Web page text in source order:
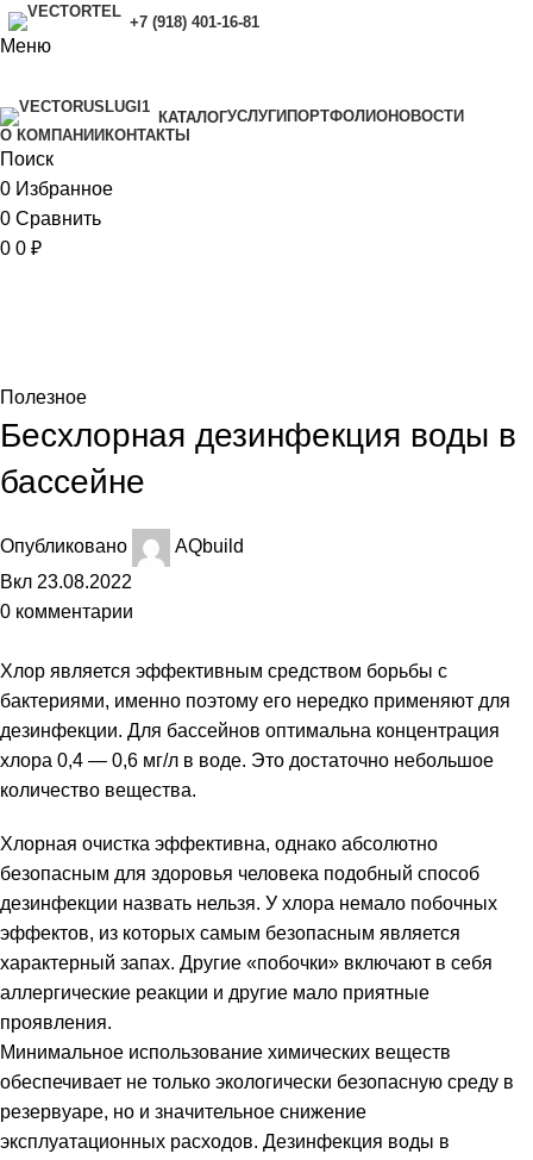
+7 (918) 401-16-81
Меню
КАТАЛОГУСЛУГИ ПОРТФОЛИОНОВОСТИ
O КОМПАНИИ КОНТАКТЫ
Поиск
0 Избранное
0 Сравнить
0 0 ₽
Полезное
Бесхлорная дезинфекция воды в
бассейне
Опубликовано
AQbuild
Вкл 23.08.2022
0 комментарии
Хлор является эффективным средством борьбы с
бактериями, именно поэтому его нередко применяют для
дезинфекции. Для бассейнов оптимальна концентрация
хлора 0,4 — 0,6 мг/л в воде. Это достаточно небольшое
количество вещества.
Хлорная очистка эффективна, однако абсолютно
безопасным для здоровья человека подобный способ
дезинфекции назвать нельзя. У хлора немало побочных
эффектов, из которых самым безопасным является
характерный запах. Другие «побочки» включают в себя
аллергические реакции и другие мало приятные
проявления.
Минимальное использование химических веществ
обеспечивает не только экологически безопасную среду в
резервуаре, но и значительное снижение
эксплуатационных расходов. Дезинфекция воды в